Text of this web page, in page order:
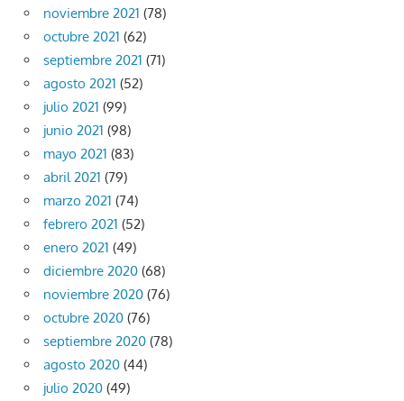
noviembre 2021 (78)
octubre 2021 (62)
septiembre 2021 (71)
agosto 2021 (52)
julio 2021 (99)
junio 2021 (98)
mayo 2021 (83)
abril 2021 (79)
marzo 2021 (74)
febrero 2021 (52)
enero 2021 (49)
diciembre 2020 (68)
noviembre 2020 (76)
octubre 2020 (76)
septiembre 2020 (78)
agosto 2020 (44)
julio 2020 (49)